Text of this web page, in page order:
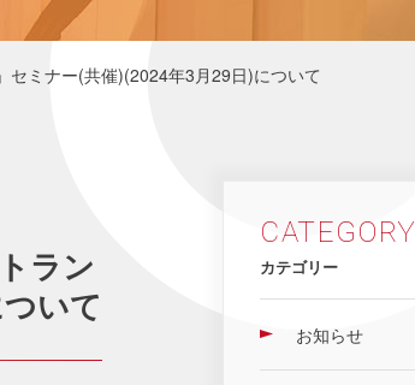
セミナー(共催)(2024年3月29日)について
ラン
いて
CATEGORY
カテゴリー
お知らせ